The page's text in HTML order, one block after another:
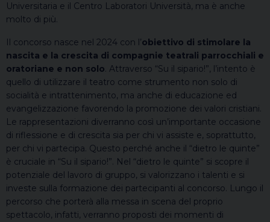
Universitaria e il Centro Laboratori Università, ma è anche
molto di più.
Il concorso nasce nel 2024 con l’obiettivo di stimolare la
nascita e la crescita di compagnie teatrali parrocchiali e
oratoriane e non solo. Attraverso “Su il sipario!”, l’intento è
quello di utilizzare il teatro come strumento non solo di
socialità e intrattenimento, ma anche di educazione ed
evangelizzazione favorendo la promozione dei valori cristiani.
Le rappresentazioni diverranno così un’importante occasione
di riflessione e di crescita sia per chi vi assiste e, soprattutto,
per chi vi partecipa. Questo perché anche il “dietro le quinte”
è cruciale in “Su il sipario!”. Nel “dietro le quinte” si scopre il
potenziale del lavoro di gruppo, si valorizzano i talenti e si
investe sulla formazione dei partecipanti al concorso. Lungo il
percorso che porterà alla messa in scena del proprio
spettacolo, infatti, verranno proposti dei momenti di